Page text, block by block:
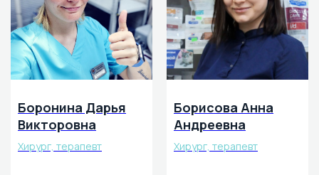
Боронина Дарья
Викторовна
Хирург, терапевт
Борисова Анна
Андреевна
Хирург, терапевт